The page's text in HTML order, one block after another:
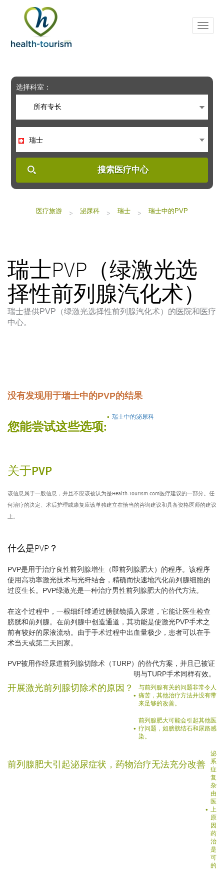
includes
system.
选择科室：
所有专长
瑞士
搜索医疗中心
医疗旅游 > 泌尿科 > 瑞士 > 瑞士中的PVP
瑞士PVP（绿激光选
择性前列腺汽化术）
瑞士提供PVP（绿激光选择性前列腺汽化术）的医院和医疗
中心。
没有发现用于瑞士中的PVP的结果
您能尝试这些选项:
瑞士中的泌尿科
关于PVP
该信息属于一般信息，并且不应该被认为是Health-Tourism.com医疗建议的一部分。任
何治疗的决定、术后护理或康复应该单独建立在恰当的咨询建议和具备资格医师的建议
上。
什么是PVP？
PVP是用于治疗良性前列腺增生（即前列腺肥大）的程序。该程序
使用高功率激光技术与光纤结合，精确而快速地汽化前列腺细胞的
过度生长。PVP绿激光是一种治疗男性前列腺肥大的替代方法。
在这个过程中，一根细纤维通过膀胱镜插入尿道，它能让医生检查
膀胱和前列腺。在前列腺中创造通道，其功能是使激光PVP手术之
前有较好的尿液流动。由于手术过程中出血量极少，患者可以在手
术当天或第二天回家。
PVP被用作经尿道前列腺切除术（TURP）的替代方案，并且已被证
明与TURP手术同样有效。
开展激光前列腺切除术的原因？
与前列腺有关的问题非常令人
痛苦，其他治疗方法并没有带
来足够的改善。
前列腺肥大可能会引起其他医
疗问题，如膀胱结石和尿路感
染。
前列腺肥大引起泌尿症状，药物治疗无法充分改善
泌尿
系统
症状
复
杂，
由于
医学
上的
原
因，
药物
治疗
是不
可能
的